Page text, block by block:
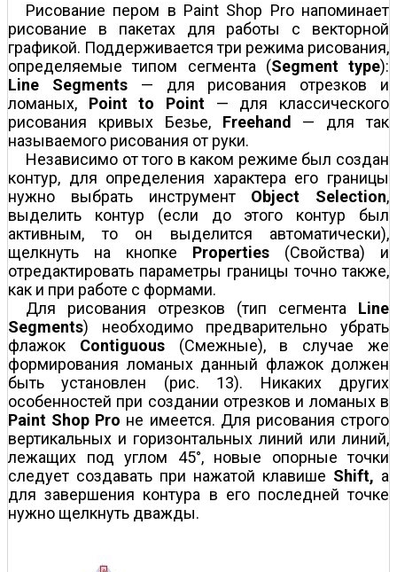
Рисование пером в Paint Shop Pro напоминает
рисование в пакетах для работы с векторной
графикой. Поддерживается три режима рисования,
определяемые типом сегмента (Segment type):
Line Segments— для рисования отрезков и
ломаных, Point to Рoint — для классического
рисования кривых Безье, Freehand — для так
называемого рисования от руки.
Независимо от того в каком режиме был создан
контур, для определения характера его границы
нужно выбрать инструмент Object Selection,
выделить контур (если до этого контур был
активным, то он выделится автоматически),
щелкнуть на кнопке Properties (Свойства) и
отредактировать параметры границы точно также,
как и при работе с формами.
Для рисования отрезков (тип сегмента Line
Segments) необходимо предварительно убрать
флажок Contiguous(Смежные), в случае же
формирования ломаных данный флажок должен
быть установлен (рис. 13). Никаких других
особенностей при создании отрезков и ломаных в
Paint Shop Pro не имеется. Для рисования строго
вертикальных и горизонтальных линий или линий,
лежащих под углом 45°, новые опорные точки
следует создавать при нажатой клавише Shift, а
для завершения контура в его последней точке
нужно щелкнуть дважды.